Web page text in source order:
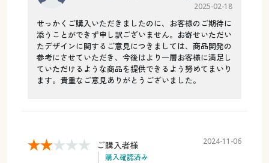
2025-02-18
せっかくご購入いただきましたのに、お客様のご期待に
添うことができず申し訳ございません。お寄せいただい
たデザインに関するご意見につきましては、商品開発の
参考にさせていただき、今後はより一層お客様に満足し
ていただけるような商品を提供できるよう努めてまいり
ます。貴重なご意見ありがとうございました。
ご購入者様
購入確認済み
2024-11-06